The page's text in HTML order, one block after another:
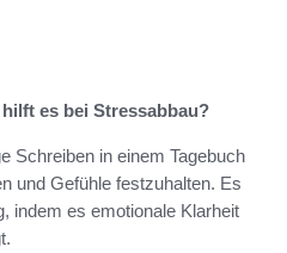
es bei Stressabbau?
Schreiben in einem Tagebuch
und Gefühle festzuhalten. Es
indem es emotionale Klarheit